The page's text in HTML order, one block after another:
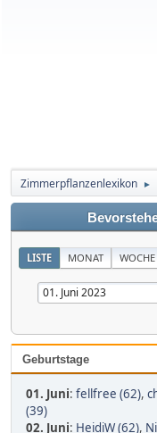
Zimmerpflanzenlexikon ►
LISTE MONAT WOCHE
Geburtstage
01. Juni: fellfree (62),
(39)
02. Juni: HeidiW (62),